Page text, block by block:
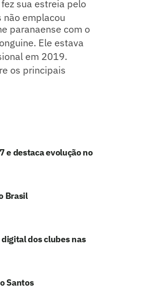
sua estreia pelo
emplacou
paranaense com o
Ele estava
em 2019.
os principais
e destaca evolução no
Brasil
dos clubes nas
Santos